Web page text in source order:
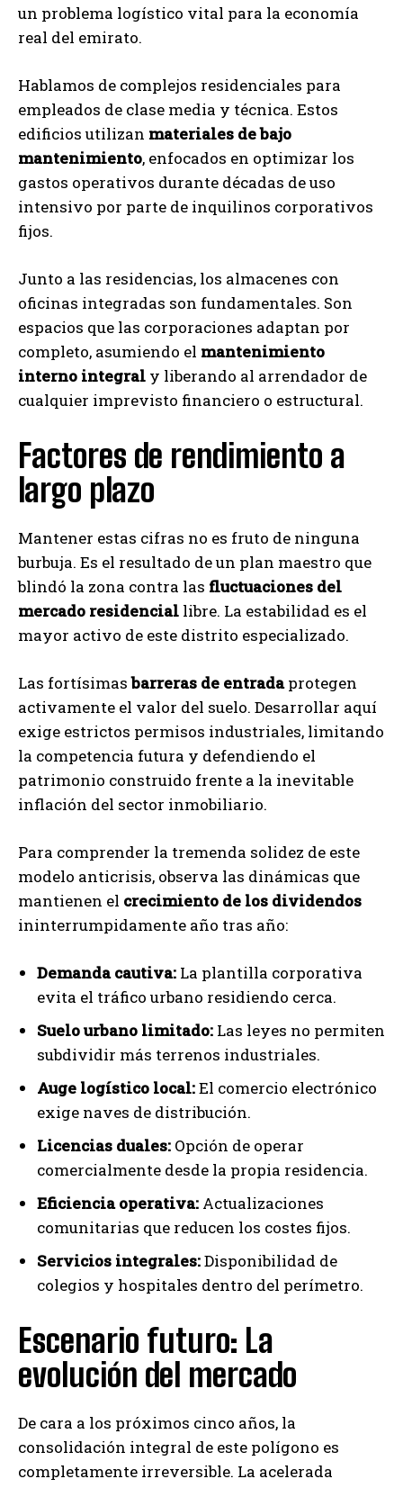
un problema logístico vital para la economía
real del emirato.
Hablamos de complejos residenciales para
empleados de clase media y técnica. Estos
edificios utilizan materiales de bajo
mantenimiento, enfocados en optimizar los
gastos operativos durante décadas de uso
intensivo por parte de inquilinos corporativos
fijos.
Junto a las residencias, los almacenes con
oficinas integradas son fundamentales. Son
espacios que las corporaciones adaptan por
completo, asumiendo el mantenimiento
interno integral y liberando al arrendador de
cualquier imprevisto financiero o estructural.
Factores de rendimiento a
largo plazo
Mantener estas cifras no es fruto de ninguna
burbuja. Es el resultado de un plan maestro que
blindó la zona contra las fluctuaciones del
mercado residencial libre. La estabilidad es el
mayor activo de este distrito especializado.
Las fortísimasbarreras de entradaprotegen
activamente el valor del suelo. Desarrollar aquí
exige estrictos permisos industriales, limitando
la competencia futura y defendiendo el
patrimonio construido frente a la inevitable
inflación del sector inmobiliario.
Para comprender la tremenda solidez de este
modelo anticrisis, observa las dinámicas que
mantienen el crecimiento de los dividendos
ininterrumpidamente año tras año:
Demanda cautiva: La plantilla corporativa
evita el tráfico urbano residiendo cerca.
Suelo urbano limitado: Las leyes no permiten
subdividir más terrenos industriales.
Auge logístico local:El comercio electrónico
exige naves de distribución.
Licencias duales: Opción de operar
comercialmente desde la propia residencia.
Eficiencia operativa: Actualizaciones
comunitarias que reducen los costes fijos.
Servicios integrales:Disponibilidad de
colegios y hospitales dentro del perímetro.
Escenario futuro: La
evolución del mercado
De cara a los próximos cinco años, la
consolidación integral de este polígono es
completamente irreversible. La acelerada